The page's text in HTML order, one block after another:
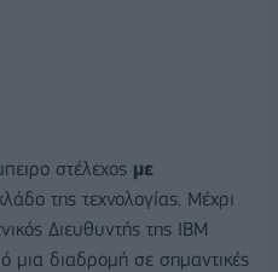
στέλεχος με
της τεχνολογίας. Μέχρι
Διευθυντής της IBM
μια διαδρομή σε σημαντικές